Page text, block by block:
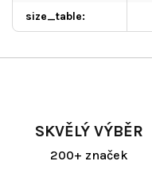
SKVĚLÝ VÝBĚR
200+ značek
size_table: